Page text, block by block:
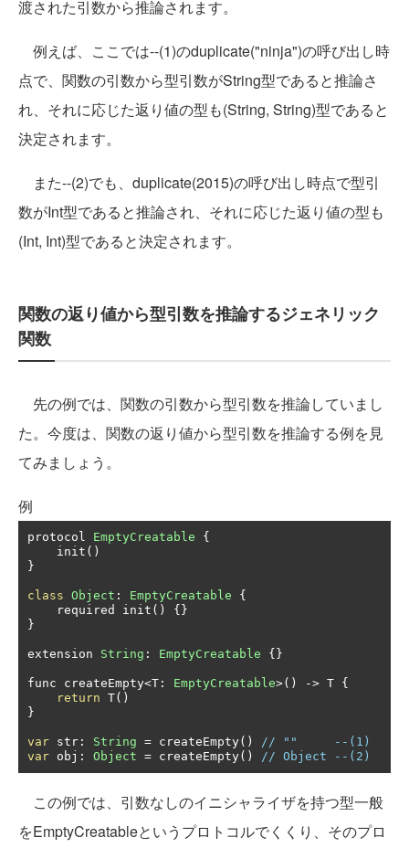
渡された引数から推論されます。
例えば、ここでは--(1)のduplicate("ninja")の呼び出し時
点で、関数の引数から型引数がString型であると推論さ
れ、それに応じた返り値の型も(String, String)型であると
決定されます。
また--(2)でも、duplicate(2015)の呼び出し時点で型引
数がInt型であると推論され、それに応じた返り値の型も
(Int, Int)型であると決定されます。
関数の返り値から型引数を推論するジェネリック
関数
先の例では、関数の引数から型引数を推論していまし
た。今度は、関数の返り値から型引数を推論する例を見
てみましょう。
例
protocol EmptyCreatable
{
    init
()
}
class Object : EmptyCreatable
{
    required init
()
{}
}
extension String : EmptyCreatable {}
func createEmpty<T : EmptyCreatable>() -> T {
return T()
}
var str : String = createEmpty()
// ""     --(1)
var obj : Object = createEmpty() // Object --(2)
この例では、引数なしのイニシャライザを持つ型一般
をEmptyCreatableというプロトコルでくくり、そのプロ